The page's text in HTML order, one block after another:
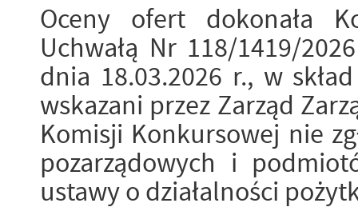
Oceny ofert dokonała
Uchwałą Nr 118/1419/
dnia 18.03.2026 r., w
wskazani przez Zarząd
Komisji Konkursowej nie
pozarządowych i
ustawy o działalności